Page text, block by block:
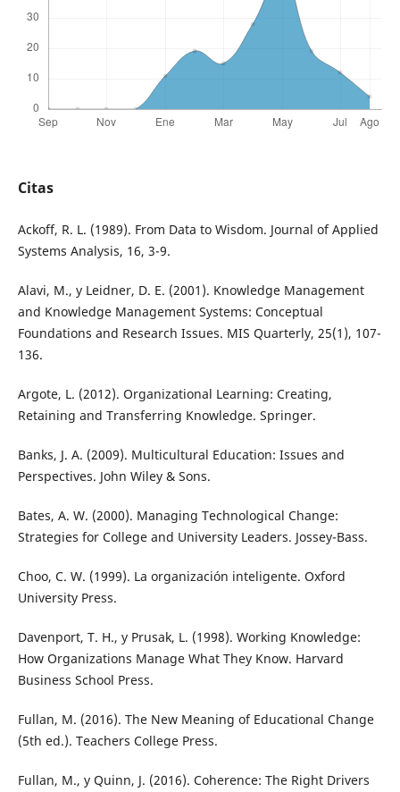
Citas
Ackoff, R. L. (1989). From Data to Wisdom. Journal of Applied
Systems Analysis, 16, 3-9.
Alavi, M., y Leidner, D. E. (2001). Knowledge Management
and Knowledge Management Systems: Conceptual
Foundations and Research Issues. MIS Quarterly, 25(1), 107-
136.
Argote, L. (2012). Organizational Learning: Creating,
Retaining and Transferring Knowledge. Springer.
Banks, J. A. (2009). Multicultural Education: Issues and
Perspectives. John Wiley & Sons.
Bates, A. W. (2000). Managing Technological Change:
Strategies for College and University Leaders. Jossey-Bass.
Choo, C. W. (1999). La organización inteligente. Oxford
University Press.
Davenport, T. H., y Prusak, L. (1998). Working Knowledge:
How Organizations Manage What They Know. Harvard
Business School Press.
Fullan, M. (2016). The New Meaning of Educational Change
(5th ed.). Teachers College Press.
Fullan, M., y Quinn, J. (2016). Coherence: The Right Drivers